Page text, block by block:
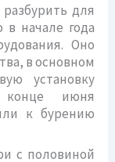
для
в начале года
Оно
в основном
установку
конце июня
к бурению
с половиной